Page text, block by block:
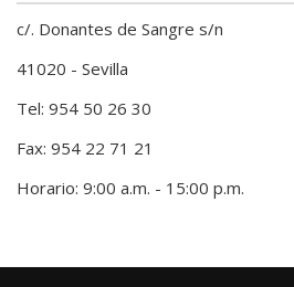
c/. Donantes de Sangre s/n
41020 - Sevilla
Tel: 954 50 26 30
Fax: 954 22 71 21
Horario: 9:00 a.m. - 15:00 p.m.